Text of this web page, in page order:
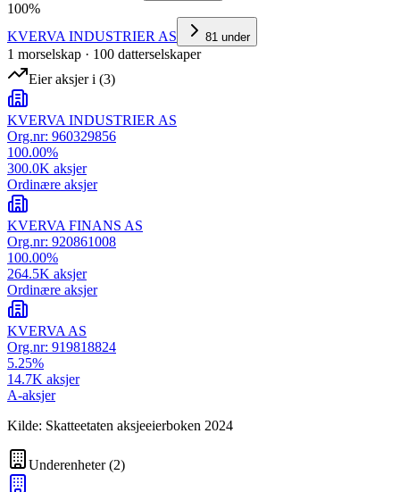
100%
KVERVA INDUSTRIER AS
81 under
1 morselskap · 100 datterselskaper
Eier aksjer i (3)
KVERVA INDUSTRIER AS
Org.nr: 960329856
100.00%
300.0K aksjer
Ordinære aksjer
KVERVA FINANS AS
Org.nr: 920861008
100.00%
264.5K aksjer
Ordinære aksjer
KVERVA AS
Org.nr: 919818824
5.25%
14.7K aksjer
A-aksjer
Kilde: Skatteetaten aksjeeierboken 2024
Underenheter(2)